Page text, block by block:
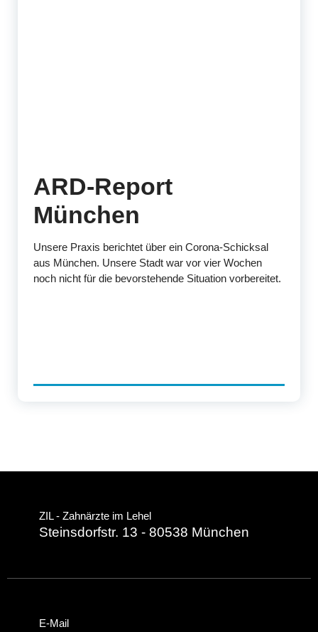
ARD-Report
München
Unsere Praxis berichtet über ein Corona-Schicksal
aus München. Unsere Stadt war vor vier Wochen
noch nicht für die bevorstehende Situation vorbereitet.
ZIL - Zahnärzte im Lehel
Steinsdorfstr. 13 - 80538 München
E-Mail